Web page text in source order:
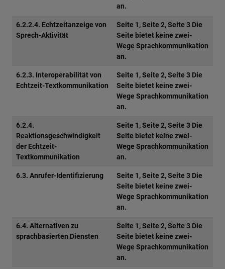
an.
6.2.2.4. Echtzeitanzeige von
Sprech-Aktivität
Seite 1, Seite 2, Seite 3 Die
Seite bietet keine zwei-
Wege Sprachkommunikation
an.
6.2.3. Interoperabilität von
Echtzeit-Textkommunikation
Seite 1, Seite 2, Seite 3 Die
Seite bietet keine zwei-
Wege Sprachkommunikation
an.
6.2.4.
Reaktionsgeschwindigkeit
der Echtzeit-
Textkommunikation
Seite 1, Seite 2, Seite 3 Die
Seite bietet keine zwei-
Wege Sprachkommunikation
an.
6.3. Anrufer-Identifizierung
Seite 1, Seite 2, Seite 3 Die
Seite bietet keine zwei-
Wege Sprachkommunikation
an.
6.4. Alternativen zu
sprachbasierten Diensten
Seite 1, Seite 2, Seite 3 Die
Seite bietet keine zwei-
Wege Sprachkommunikation
an.